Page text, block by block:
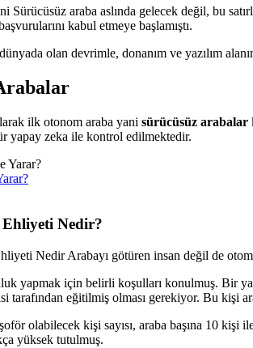
Sürücüsüz araba aslında gelecek değil, bu
kabul etmeye başlamıştı.
olan devrimle, donanım ve yazılım
ilk otonom araba yani sürücüsüz arabalar
yapay zeka ile kontrol edilmektedir.
Nedir?
Arabayı götüren insan değil de
yapmak için belirli koşulları konulmuş. Bir
tarafından eğitilmiş olması gerekiyor. Bu kişi
olabilecek kişi sayısı, araba başına 10 kişi
yüksek tutulmuş.